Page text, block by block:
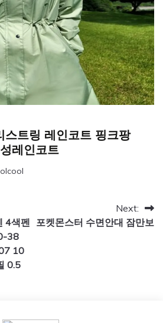
스트링 레인코트 핑크팡
레인코트
4색펜
38
10
0.5
Next:
포켓몬스터 수면안대 잠만보